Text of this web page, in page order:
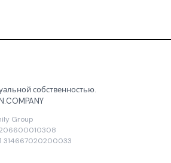
собственностью.
Group
314667020200033